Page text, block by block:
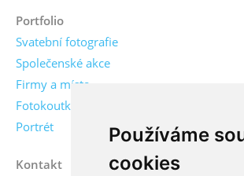
Používáme
cookies
Portfolio
Svatební fotografie
Společenské akce
Firmy a místa
Fotokoutky
Portrét
Kontakt